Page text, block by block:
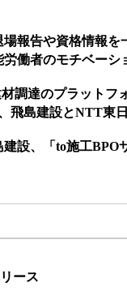
報告や資格情報を
労働者のモチベーシ
調達のプラットフ
飛島建設とNTT東
設、「to施工BPO
ース